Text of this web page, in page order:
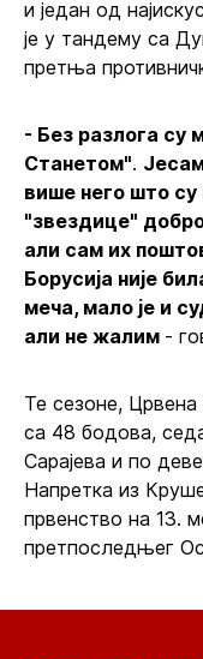
и један од
је у тандему са
претња
- Без разлога су
Станетом".
више него што су
"звездице"
али сам их
Борусија није
меча, мало је и
али не жалим -
Те сезоне,
са 48 бодова,
Сарајева и по
Напретка из
првенство на 13.
претпоследњег